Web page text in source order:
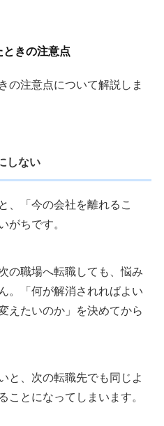
きの注意点
の注意点について解説しま
しない
、「今の会社を離れるこ
がちです。
の職場へ転職しても、悩み
。「何が解消されればよい
えたいのか」を決めてから
と、次の転職先でも同じよ
ことになってしまいます。